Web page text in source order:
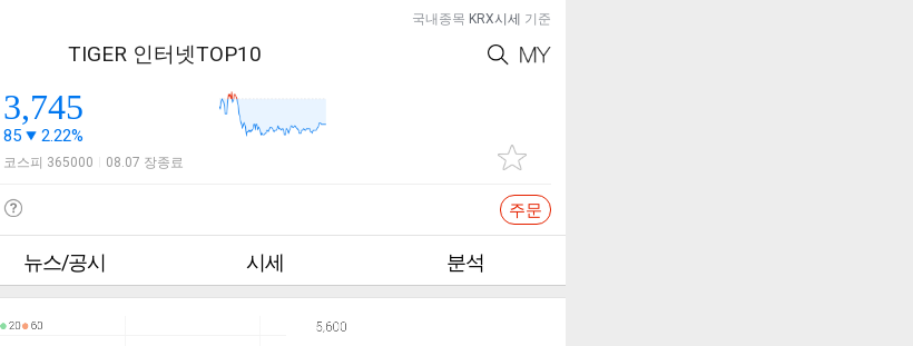
국내종목 KRX시세 기준
TIGER 인터넷TOP10
3,745
85 2.22%
코스피 365000 08.07 장종료
주문
뉴스/공시 시세 분석